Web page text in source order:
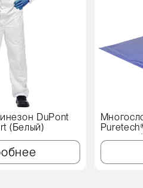
DuPont
(Белый)
см,